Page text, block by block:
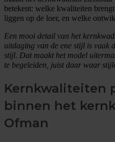
betekent: welke kwaliteiten
liggen op de loer, en welke
Een mooi detail van het
uitdaging van de ene stijl is vaak
stijl. Dat maakt het model
te begeleiden, juist daar waar
Kernkwaliteiten
binnen het
Ofman